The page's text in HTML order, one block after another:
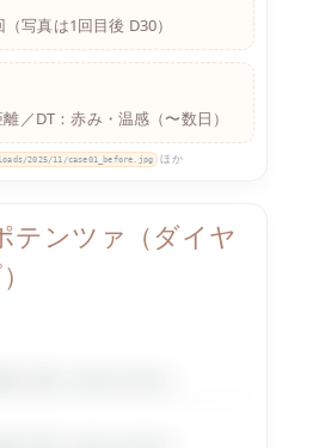
写真は1回目後 D30）
／DT：赤み・温感（〜数日）
2025/11/case01_before.jpg ほか
テンツァ（ダイヤ